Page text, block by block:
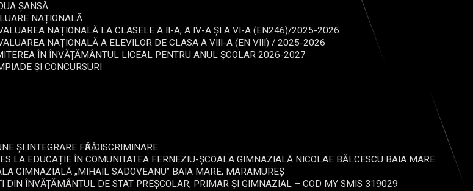
ȘANSĂ
NAȚIONALĂ
NAȚIONALĂ LA CLASELE A II-A, A IV-A ȘI A VI-A (EN246)/2025-2026
NAȚIONALĂ A ELEVILOR DE CLASA A VIII-A (EN VIII) / 2025-2026
ÎN ÎNVĂȚĂMÂNTUL LICEAL PENTRU ANUL ȘCOLAR 2026-2027
ȘI CONCURSURI
INTEGRARE FӐRӐ DISCRIMINARE
LA EDUCAȚIE ÎN COMUNITATEA FERNEZIU-ȘCOALA GIMNAZIALĂ NICOLAE BĂLCESCU BAIA MARE
GIMNAZIALĂ „MIHAIL SADOVEANU” BAIA MARE, MARAMUREȘ
DIN ÎNVĂȚĂMÂNTUL DE STAT PREȘCOLAR, PRIMAR ȘI GIMNAZIAL – COD MY SMIS 319029